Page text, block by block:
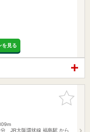
を見る
お気に入
りに追加
JR大阪環状線 福島駅 から